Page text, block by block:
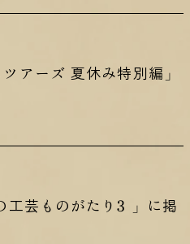
アーズ 夏休み特別編」
工芸ものがたり3 」に掲